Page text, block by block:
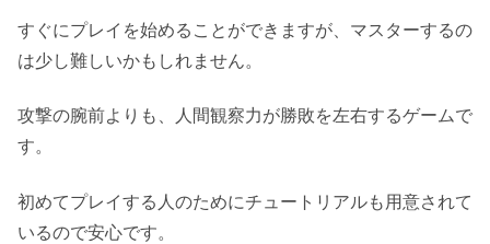
すぐにプレイを始めることができますが、マスターするの
は少し難しいかもしれません。
攻撃の腕前よりも、人間観察力が勝敗を左右するゲームで
す。
初めてプレイする人のためにチュートリアルも用意されて
いるので安心です。